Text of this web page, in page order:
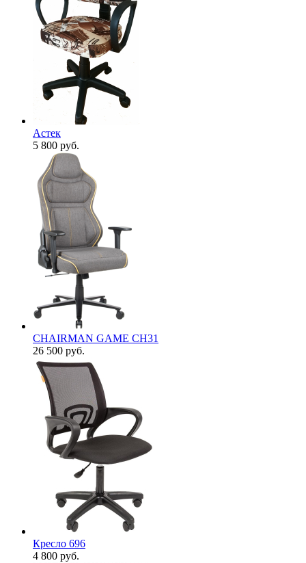
Астек
5 800 руб.
CHAIRMAN GAME CH31
26 500 руб.
Кресло 696
4 800 руб.